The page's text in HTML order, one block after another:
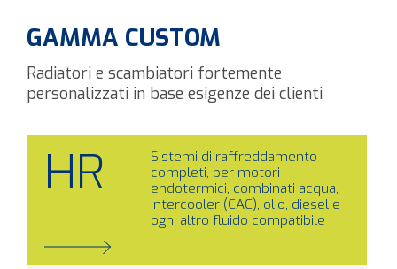
GAMMA CUSTOM
Radiatori e scambiatori fortemente
personalizzati in base esigenze dei clienti
HR
Sistemi di raffreddamento
completi, per motori
endotermici, combinati acqua,
intercooler (CAC), olio, diesel e
ogni altro fluido compatibile